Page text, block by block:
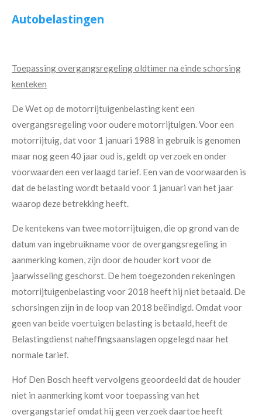
Autobelastingen
Toepassing overgangsregeling oldtimer na einde schorsing
kenteken
De Wet op de motorrijtuigenbelasting kent een
overgangsregeling voor oudere motorrijtuigen. Voor een
motorrijtuig, dat voor 1 januari 1988 in gebruik is genomen
maar nog geen 40 jaar oud is, geldt op verzoek en onder
voorwaarden een verlaagd tarief. Een van de voorwaarden is
dat de belasting wordt betaald voor 1 januari van het jaar
waarop deze betrekking heeft.
De kentekens van twee motorrijtuigen, die op grond van de
datum van ingebruikname voor de overgangsregeling in
aanmerking komen, zijn door de houder kort voor de
jaarwisseling geschorst. De hem toegezonden rekeningen
motorrijtuigenbelasting voor 2018 heeft hij niet betaald. De
schorsingen zijn in de loop van 2018 beëindigd. Omdat voor
geen van beide voertuigen belasting is betaald, heeft de
Belastingdienst naheffingsaanslagen opgelegd naar het
normale tarief.
Hof Den Bosch heeft vervolgens geoordeeld dat de houder
niet in aanmerking komt voor toepassing van het
overgangstarief omdat hij geen verzoek daartoe heeft